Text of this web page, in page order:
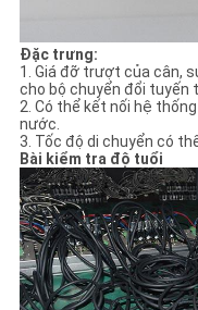
Đặc trưng:
1. Giá đỡ trượt của cân,
cho bộ chuyển đổi tuyến
2. Có thể kết nối hệ
nước.
3. Tốc độ di chuyển có
Bài kiểm tra độ tuổi